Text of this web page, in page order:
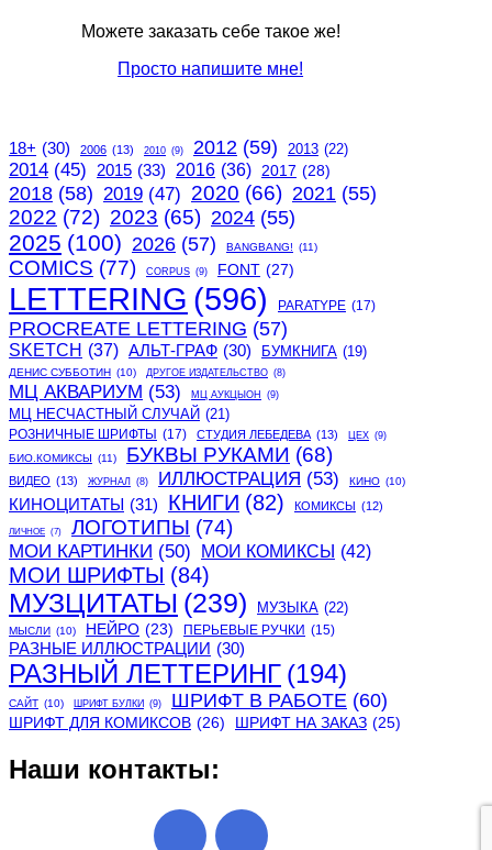
Можете заказать себе такое же!
Просто напишите мне!
18+ (30) 2006 (13) 2010 (9) 2012 (59) 2013 (22)
2014 (45) 2015 (33) 2016 (36) 2017 (28)
2018 (58) 2019 (47) 2020 (66) 2021 (55)
2022 (72) 2023 (65) 2024 (55)
2025 (100) 2026 (57) BANGBANG! (11)
COMICS (77) CORPUS (9) FONT (27)
LETTERING (596) PARATYPE (17)
PROCREATE LETTERING (57)
SKETCH (37) АЛЬТ-ГРАФ (30) БУМКНИГА (19)
ДЕНИС СУББОТИН (10) ДРУГОЕ ИЗДАТЕЛЬСТВО (8)
МЦ АКВАРИУМ (53) МЦ АУКЦЫОН (9)
МЦ НЕСЧАСТНЫЙ СЛУЧАЙ (21)
РОЗНИЧНЫЕ ШРИФТЫ (17) СТУДИЯ ЛЕБЕДЕВА (13) ЦЕХ (9)
БИО.КОМИКСЫ (11) БУКВЫ РУКАМИ (68)
ВИДЕО (13) ЖУРНАЛ (8) ИЛЛЮСТРАЦИЯ (53) КИНО (10)
КИНОЦИТАТЫ (31) КНИГИ (82) КОМИКСЫ (12)
ЛИЧНОЕ (7) ЛОГОТИПЫ (74)
МОИ КАРТИНКИ (50) МОИ КОМИКСЫ (42)
МОИ ШРИФТЫ (84)
МУЗЦИТАТЫ (239) МУЗЫКА (22)
МЫСЛИ (10) НЕЙРО (23) ПЕРЬЕВЫЕ РУЧКИ (15)
РАЗНЫЕ ИЛЛЮСТРАЦИИ (30)
РАЗНЫЙ ЛЕТТЕРИНГ (194)
САЙТ (10) ШРИФТ БУЛКИ (9) ШРИФТ В РАБОТЕ (60)
ШРИФТ ДЛЯ КОМИКСОВ (26) ШРИФТ НА ЗАКАЗ (25)
Наши контакты: